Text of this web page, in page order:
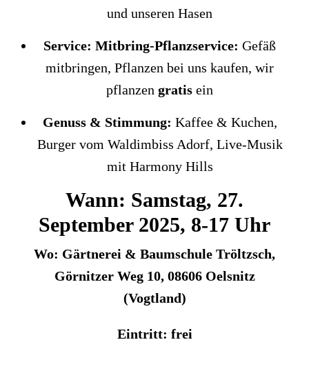
und unseren Hasen
Service: Mitbring-Pflanzservice: Gefäß
mitbringen, Pflanzen bei uns kaufen, wir
pflanzen gratis ein
Genuss & Stimmung: Kaffee & Kuchen,
Burger vom Waldimbiss Adorf, Live-Musik
mit Harmony Hills
Wann: Samstag, 27.
September 2025, 8-17 Uhr
Wo: Gärtnerei & Baumschule Tröltzsch,
Görnitzer Weg 10, 08606 Oelsnitz
(Vogtland)
Eintritt: frei